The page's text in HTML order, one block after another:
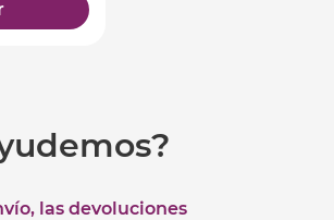
las devoluciones